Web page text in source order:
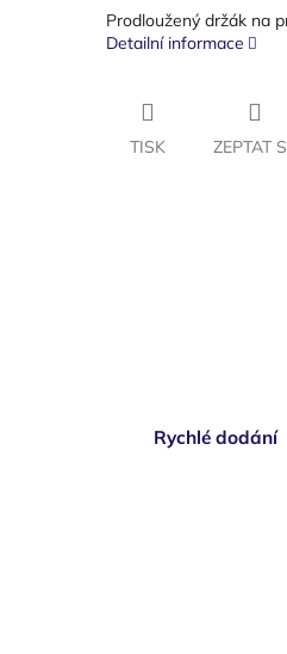
Prodloužený držák na
Detailní informace
TISK ZEPTAT
Rychlé dodání